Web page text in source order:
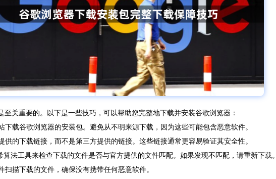
关重要的。以下是一些技巧，可以帮助您完整地下载并安装谷歌浏览器：
载谷歌浏览器的安装包。避免从不明来源下载，因为这些可能包含恶意软件。
的下载链接，而不是第三方提供的链接。这些链接通常更容易验证其安全性。
法工具来检查下载的文件是否与官方提供的文件匹配。如果发现不匹配，请重新下载。
描下载的文件，确保没有携带任何恶意软件。